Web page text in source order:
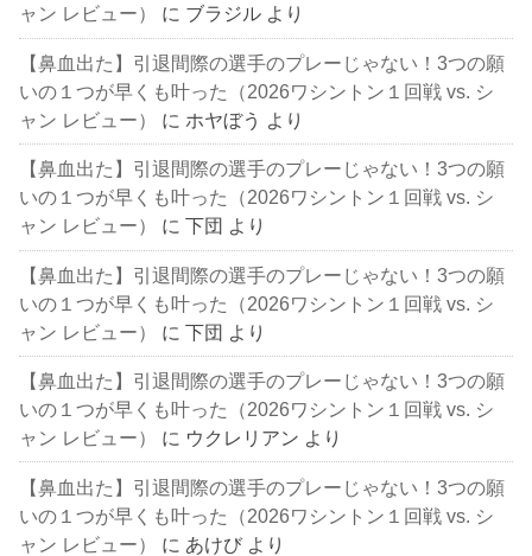
ャン レビュー） に ブラジル より
【鼻血出た】引退間際の選手のプレーじゃない！3つの願
いの１つが早くも叶った（2026ワシントン１回戦 vs. シ
ャン レビュー）
に ホヤぼう より
【鼻血出た】引退間際の選手のプレーじゃない！3つの願
いの１つが早くも叶った（2026ワシントン１回戦 vs. シ
ャン レビュー）
に下団 より
【鼻血出た】引退間際の選手のプレーじゃない！3つの願
いの１つが早くも叶った（2026ワシントン１回戦 vs. シ
ャン レビュー）
に下団 より
【鼻血出た】引退間際の選手のプレーじゃない！3つの願
いの１つが早くも叶った（2026ワシントン１回戦 vs. シ
ャン レビュー）
に ウクレリアン より
【鼻血出た】引退間際の選手のプレーじゃない！3つの願
いの１つが早くも叶った（2026ワシントン１回戦 vs. シ
ャン レビュー）
に あけび より